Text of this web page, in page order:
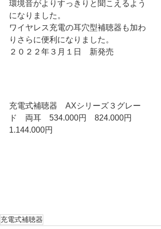
環境音がよりすっきりと聞こえるよう
になりました。
ワイヤレス充電の耳穴型補聴器も加わ
りさらに便利になりました。
２０２２年３月１日　新発売
充電式補聴器　AXシリーズ３グレー
ド　両耳　534.000円　824.000円
1.144.000円
充電式補聴器